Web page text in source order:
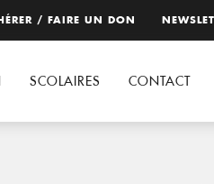
/ FAIRE UN DON
SCOLAIRES CONTACT